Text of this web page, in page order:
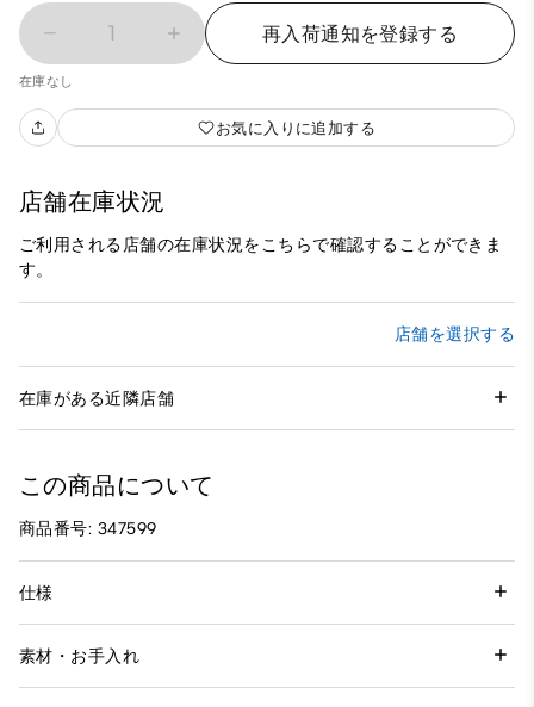
1 再入荷通知を登録する
在庫なし
お気に入りに追加する
店舗在庫状況
ご利用される店舗の在庫状況をこちらで確認することができま
す。
店舗を選択する
在庫がある近隣店舗
この商品について
商品番号: 347599
仕様
素材・お手入れ